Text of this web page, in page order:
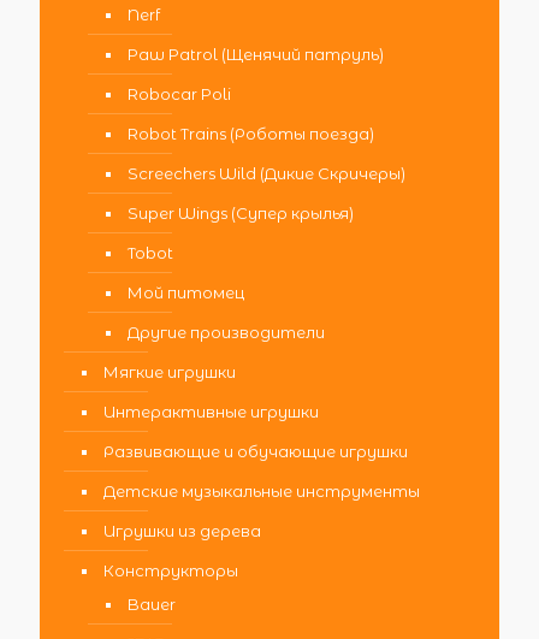
Nerf
Paw Patrol (Щенячий патруль)
Robocar Poli
Robot Trains (Роботы поезда)
Screechers Wild (Дикие Скричеры)
Super Wings (Супер крылья)
Tobot
Мой питомец
Другие производители
Мягкие игрушки
Интерактивные игрушки
Развивающие и обучающие игрушки
Детские музыкальные инструменты
Игрушки из дерева
Конструкторы
Bauer